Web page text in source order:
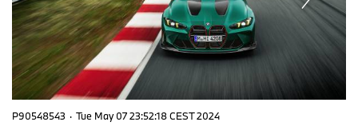
P90548543 · Tue May 07 23:52:18 CEST 2024